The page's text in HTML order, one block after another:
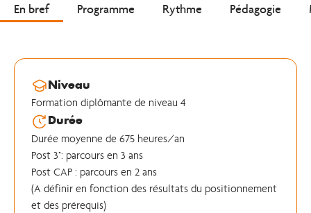
En bref Programme Rythme Pédagogie
Niveau
Formation diplômante de niveau 4
Durée
Durée moyenne de 675 heures/an
Post 3°: parcours en 3 ans
Post CAP : parcours en 2 ans
(A définir en fonction des résultats du positionnement
et des prérequis)